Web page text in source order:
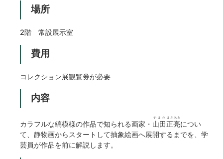
場所
2階 常設展示室
費用
コレクション展観覧券が必要
内容
カラフルな縞模様の作品で知られる画家・ 山田
やまだ
正亮
まさあき
につい
て、静物画からスタートして抽象絵画へ展開するまでを、学
芸員が作品を前に解説します。